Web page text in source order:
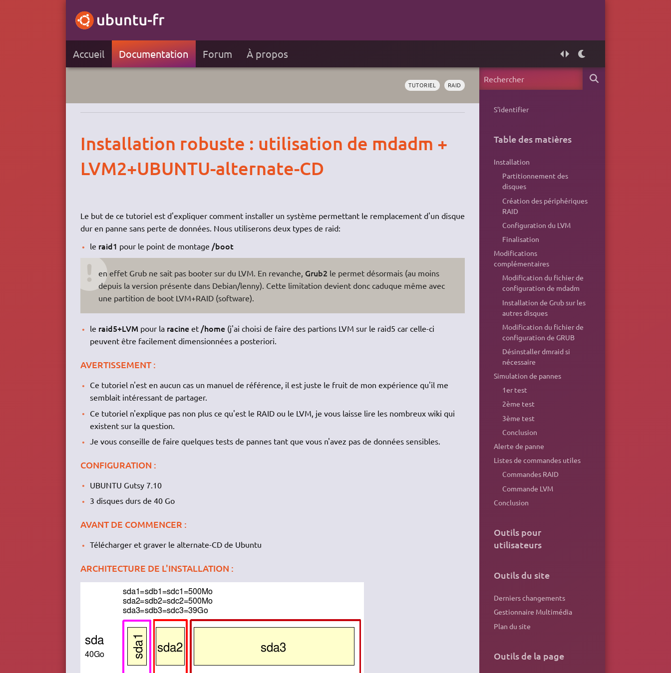
Accueil Documentation Forum À propos
TUTORIEL RAID
Installation robuste : utilisation de mdadm +
LVM2+UBUNTU-alternate-CD
Le but de ce tutoriel est d'expliquer comment installer un système permettant le remplacement d'un disque
dur en panne sans perte de données. Nous utiliserons deux types de raid:
le raid1 pour le point de montage /boot
en effet Grub ne sait pas booter sur du LVM. En revanche, Grub2 le permet désormais (au moins
depuis la version présente dans Debian/lenny). Cette limitation devient donc caduque même avec
une partition de boot LVM+RAID (software).
le raid5+LVM pour la racine et /home (j'ai choisi de faire des partions LVM sur le raid5 car celle-ci
peuvent être facilement dimensionnées a posteriori.
AVERTISSEMENT :
Ce tutoriel n'est en aucun cas un manuel de référence, il est juste le fruit de mon expérience qu'il me
semblait intéressant de partager.
Ce tutoriel n'explique pas non plus ce qu'est le RAID ou le LVM, je vous laisse lire les nombreux wiki qui
existent sur la question.
Je vous conseille de faire quelques tests de pannes tant que vous n'avez pas de données sensibles.
CONFIGURATION :
UBUNTU Gutsy 7.10
3 disques durs de 40 Go
AVANT DE COMMENCER :
Télécharger et graver le alternate-CD de Ubuntu
ARCHITECTURE DE L'INSTALLATION :
S'identifier
Table des matières
Installation
Partitionnement des
disques
Création des périphériques
RAID
Configuration du LVM
Finalisation
Modifications
complémentaires
Modification du fichier de
configuration de mdadm
Installation de Grub sur les
autres disques
Modification du fichier de
configuration de GRUB
Désinstaller dmraid si
nécessaire
Simulation de pannes
1er test
2ème test
3ème test
Conclusion
Alerte de panne
Listes de commandes utiles
Commandes RAID
Commande LVM
Conclusion
Outils pour
utilisateurs
Outils du site
Derniers changements
Gestionnaire Multimédia
Plan du site
Outils de la page